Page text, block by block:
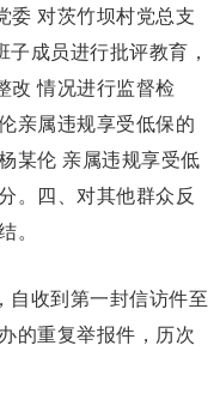
委 对茨竹坝村党总支
成员进行批评教育，
改 情况进行监督检
亲属违规享受低保的
某伦 亲属违规享受低
。四、对其他群众反
。
自收到第一封信访件至
的重复举报件，历次